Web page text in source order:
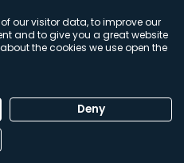
Déclaration relative aux
our visitor data, to improve our
and to give you a great website
the cookies we use open the
Deny